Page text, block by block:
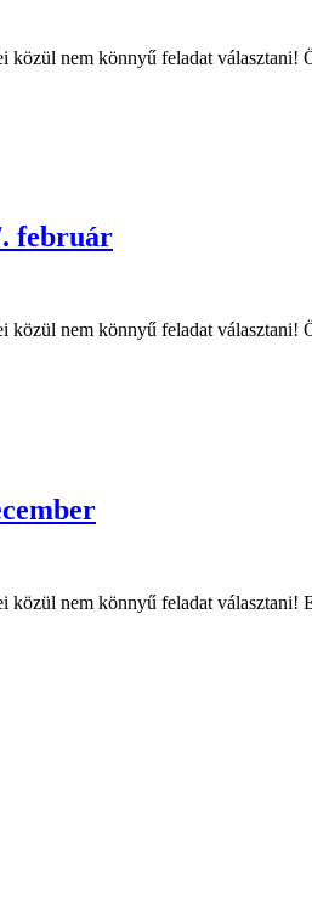
nem könnyű feladat választani!
február
nem könnyű feladat választani!
nem könnyű feladat